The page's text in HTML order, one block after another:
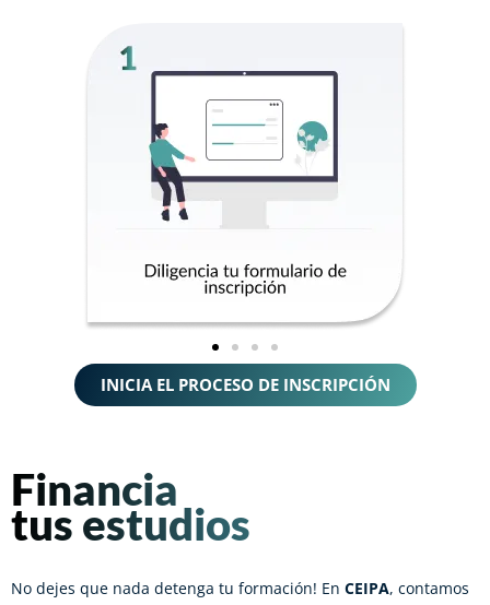
INICIA EL PROCESO DE INSCRIPCIÓN
Financia
tus estudios
No dejes que nada detenga tu formación! En CEIPA, contamos